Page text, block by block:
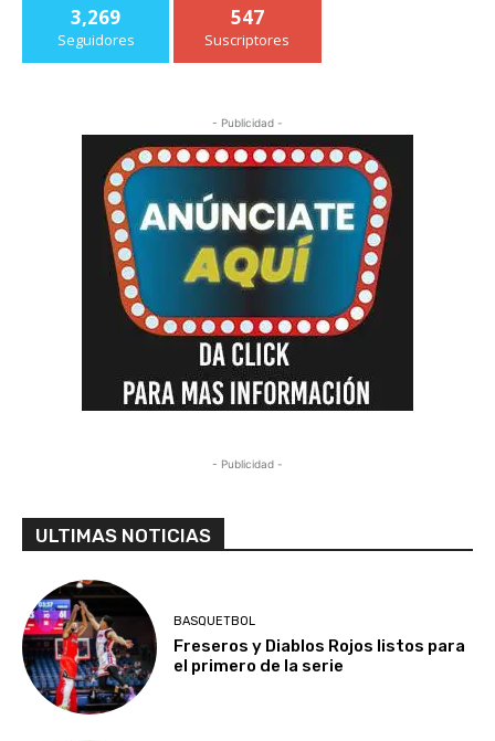
3,269
Seguidores
547
Suscriptores
- Publicidad -
- Publicidad -
ULTIMAS NOTICIAS
BASQUETBOL
Freseros y Diablos Rojos listos para
el primero de la serie